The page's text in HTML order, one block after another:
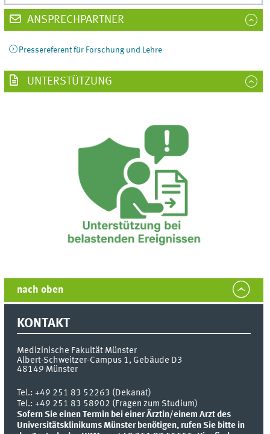
ANSPRECHPARTNER
Pressereferent für Forschung und Lehre
UNTERSTÜTZUNG
nach oben
KONTAKT
Medizinische Fakultät Münster
Albert-Schweitzer-Campus 1, Gebäude D3
48149 Münster
Tel.:+49 251 83 52263 (Dekanat)
Tel.: +49 251 83 58902 (Fragen zum Studium)
Sofern Sie einen Termin bei einer Ärztin/einem Arzt des
Universitätsklinikums Münster benötigen, rufen Sie bitte in